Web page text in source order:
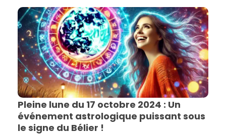
Pleine lune du 17 octobre 2024 : Un
événement astrologique puissant sous
le signe du Bélier !